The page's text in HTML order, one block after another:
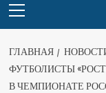
ГЛАВНАЯ
ФУТБОЛИСТЫ
В ЧЕМПИОНАТЕ